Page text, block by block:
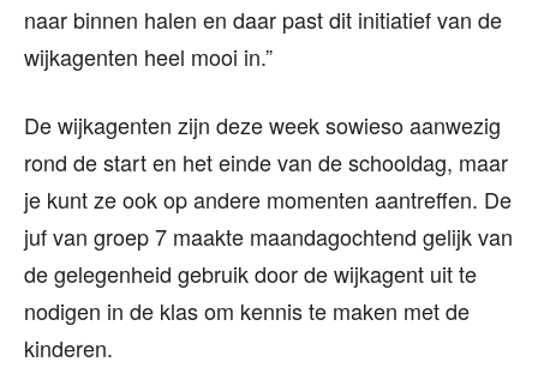
naar binnen halen en daar past dit initiatief van de
wijkagenten heel mooi in.”
De wijkagenten zijn deze week sowieso aanwezig
rond de start en het einde van de schooldag, maar
je kunt ze ook op andere momenten aantreffen. De
juf van groep 7 maakte maandagochtend gelijk van
de gelegenheid gebruik door de wijkagent uit te
nodigen in de klas om kennis te maken met de
kinderen.